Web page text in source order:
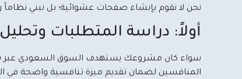
نحن لا نقوم بإنشاء صفحات عشوائية؛ بل نبني
أولاً: دراسة المتطلبات
سواء كان مشروعك يستهدف السوق السعودي عبر
المنافسين لضمان تقديم ميزة تنافسية واضحة في